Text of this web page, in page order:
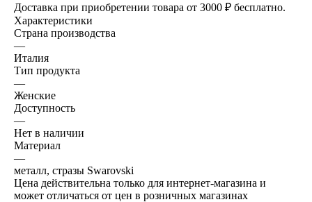
Доставка при приобретении товара от 3000 ₽ бесплатно.
Характеристики
Страна производства
—
Италия
Тип продукта
—
Женские
Доступность
—
Нет в наличии
Материал
—
металл, стразы Swarovski
Цена действительна только для интернет-магазина и
может отличаться от цен в розничных магазинах